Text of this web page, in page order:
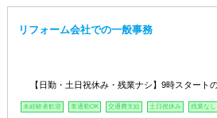
リフォーム会社での一般事務
【日勤・土日祝休み・残業ナシ】9時スタート
未経験者歓迎 車通勤OK 交通費支給 土日祝休み 残業なし